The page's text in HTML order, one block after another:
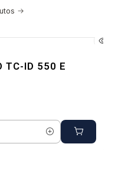
TC-ID 550 E